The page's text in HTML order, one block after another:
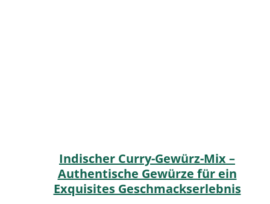
Indischer Curry-Gewürz-Mix –
Authentische Gewürze für ein
Exquisites Geschmackserlebnis